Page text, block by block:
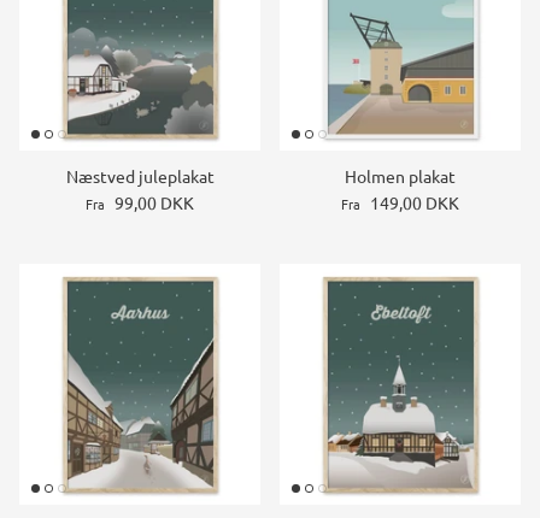
Næstved juleplakat
Fra 99,00 DKK
Holmen plakat
Fra 149,00 DKK